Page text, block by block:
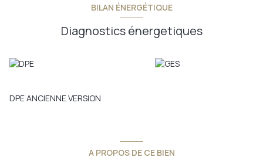
BILAN ÉNERGÉTIQUE
Diagnostics énergetiques
DPE ANCIENNE VERSION
A PROPOS DE CE BIEN